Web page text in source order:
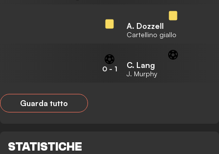
A. Dozzell
Cartellino giallo
0- 1 C. Lang
J. Murphy
Guarda tutto
STATISTICHE